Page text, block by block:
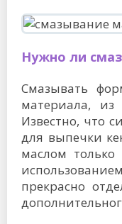
Нужно ли
Смазывать
материала, из
Известно, что
для выпечки
маслом
прекрасно